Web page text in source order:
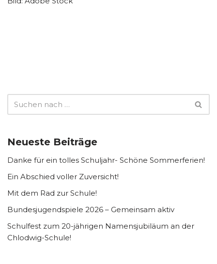
Neueste Beiträge
Danke für ein tolles Schuljahr- Schöne Sommerferien!
Ein Abschied voller Zuversicht!
Mit dem Rad zur Schule!
Bundesjugendspiele 2026 – Gemeinsam aktiv
Schulfest zum 20-jährigen Namensjubiläum an der
Chlodwig-Schule!